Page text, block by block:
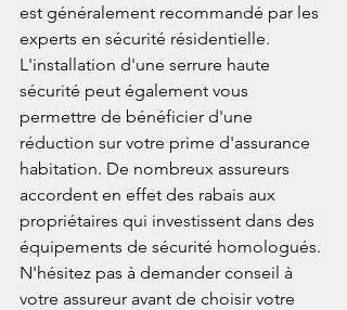
est généralement recommandé par les
experts en sécurité résidentielle.
L'installation d'une serrure haute
sécurité peut également vous
permettre de bénéficier d'une
réduction sur votre prime d'assurance
habitation. De nombreux assureurs
accordent en effet des rabais aux
propriétaires qui investissent dans des
équipements de sécurité homologués.
N'hésitez pas à demander conseil à
votre assureur avant de choisir votre